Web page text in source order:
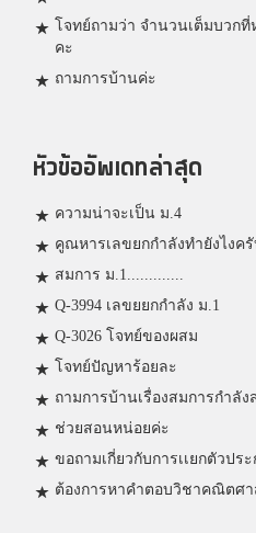
โจทย์ถามว่า จำนวนเต็มบวก
คะ
ถามการบ้านค่ะ
หัวข้ออัพเดทล่าสุด
ความน่าจะเป็น ม.4
คูณหารเลขยกกำลังทำยังไงครั
สมการ ม.1.............
Q-3994 เลขยยกกำลัง ม.1
Q-3026 โจทย์ของผสม
โจทย์ปัญหาร้อยละ
ถามการบ้านเรื่องสมการกำลัง
ช่วยสอนหน่อยค่ะ
ขอถามเกี่ยวกับการเเยกตัวป
ต้องการหาคำตอบวิชาคณิตศา